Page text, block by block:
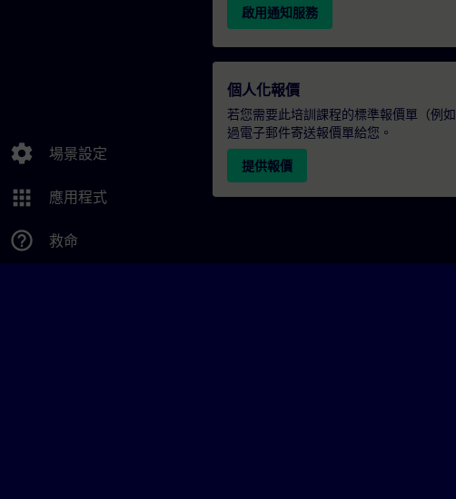
settings 場景設定
apps 應用程式
help_outline 救命
啟用通知服務
個人化報價
若您需要此培訓課程的標準報價單（例
過電子郵件寄送報價單給您。
提供報價